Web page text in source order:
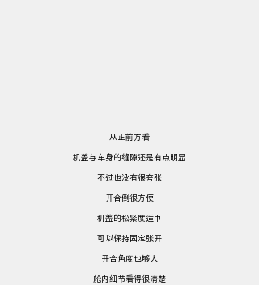
从正前方看
机盖与车身的缝隙还是有点明显
不过也没有很夸张
开合倒很方便
机盖的松紧度适中
可以保持固定张开
开合角度也够大
舱内细节看得很清楚